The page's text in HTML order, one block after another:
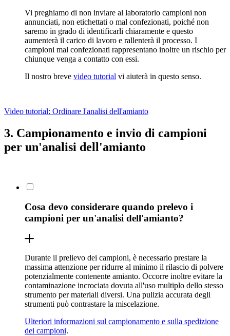
Vi preghiamo di non inviare al laboratorio campioni non
annunciati, non etichettati o mal confezionati, poiché non
saremo in grado di identificarli chiaramente e questo
aumenterà il carico di lavoro e rallenterà il processo. I
campioni mal confezionati rappresentano inoltre un rischio per
chiunque venga a contatto con essi.
Il nostro breve video tutorial vi aiuterà in questo senso.
Video tutorial: Ordinare l'analisi dell'amianto
3. Campionamento e invio di campioni
per un'analisi dell'amianto
Cosa devo considerare quando prelevo i
campioni per un'analisi dell'amianto?
Durante il prelievo dei campioni, è necessario prestare la
massima attenzione per ridurre al minimo il rilascio di polvere
potenzialmente contenente amianto. Occorre inoltre evitare la
contaminazione incrociata dovuta all'uso multiplo dello stesso
strumento per materiali diversi. Una pulizia accurata degli
strumenti può contrastare la miscelazione.
Ulteriori informazioni sul campionamento e sulla spedizione
dei campioni.